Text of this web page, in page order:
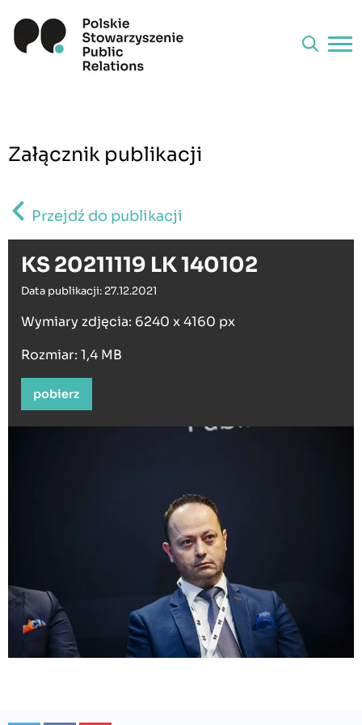
Załącznik publikacji
Przejdź do publikacji
KS 20211119 LK 140102
Data publikacji: 27.12.2021
Wymiary zdjęcia: 6240 x 4160 px
Rozmiar: 1,4 MB
pobierz